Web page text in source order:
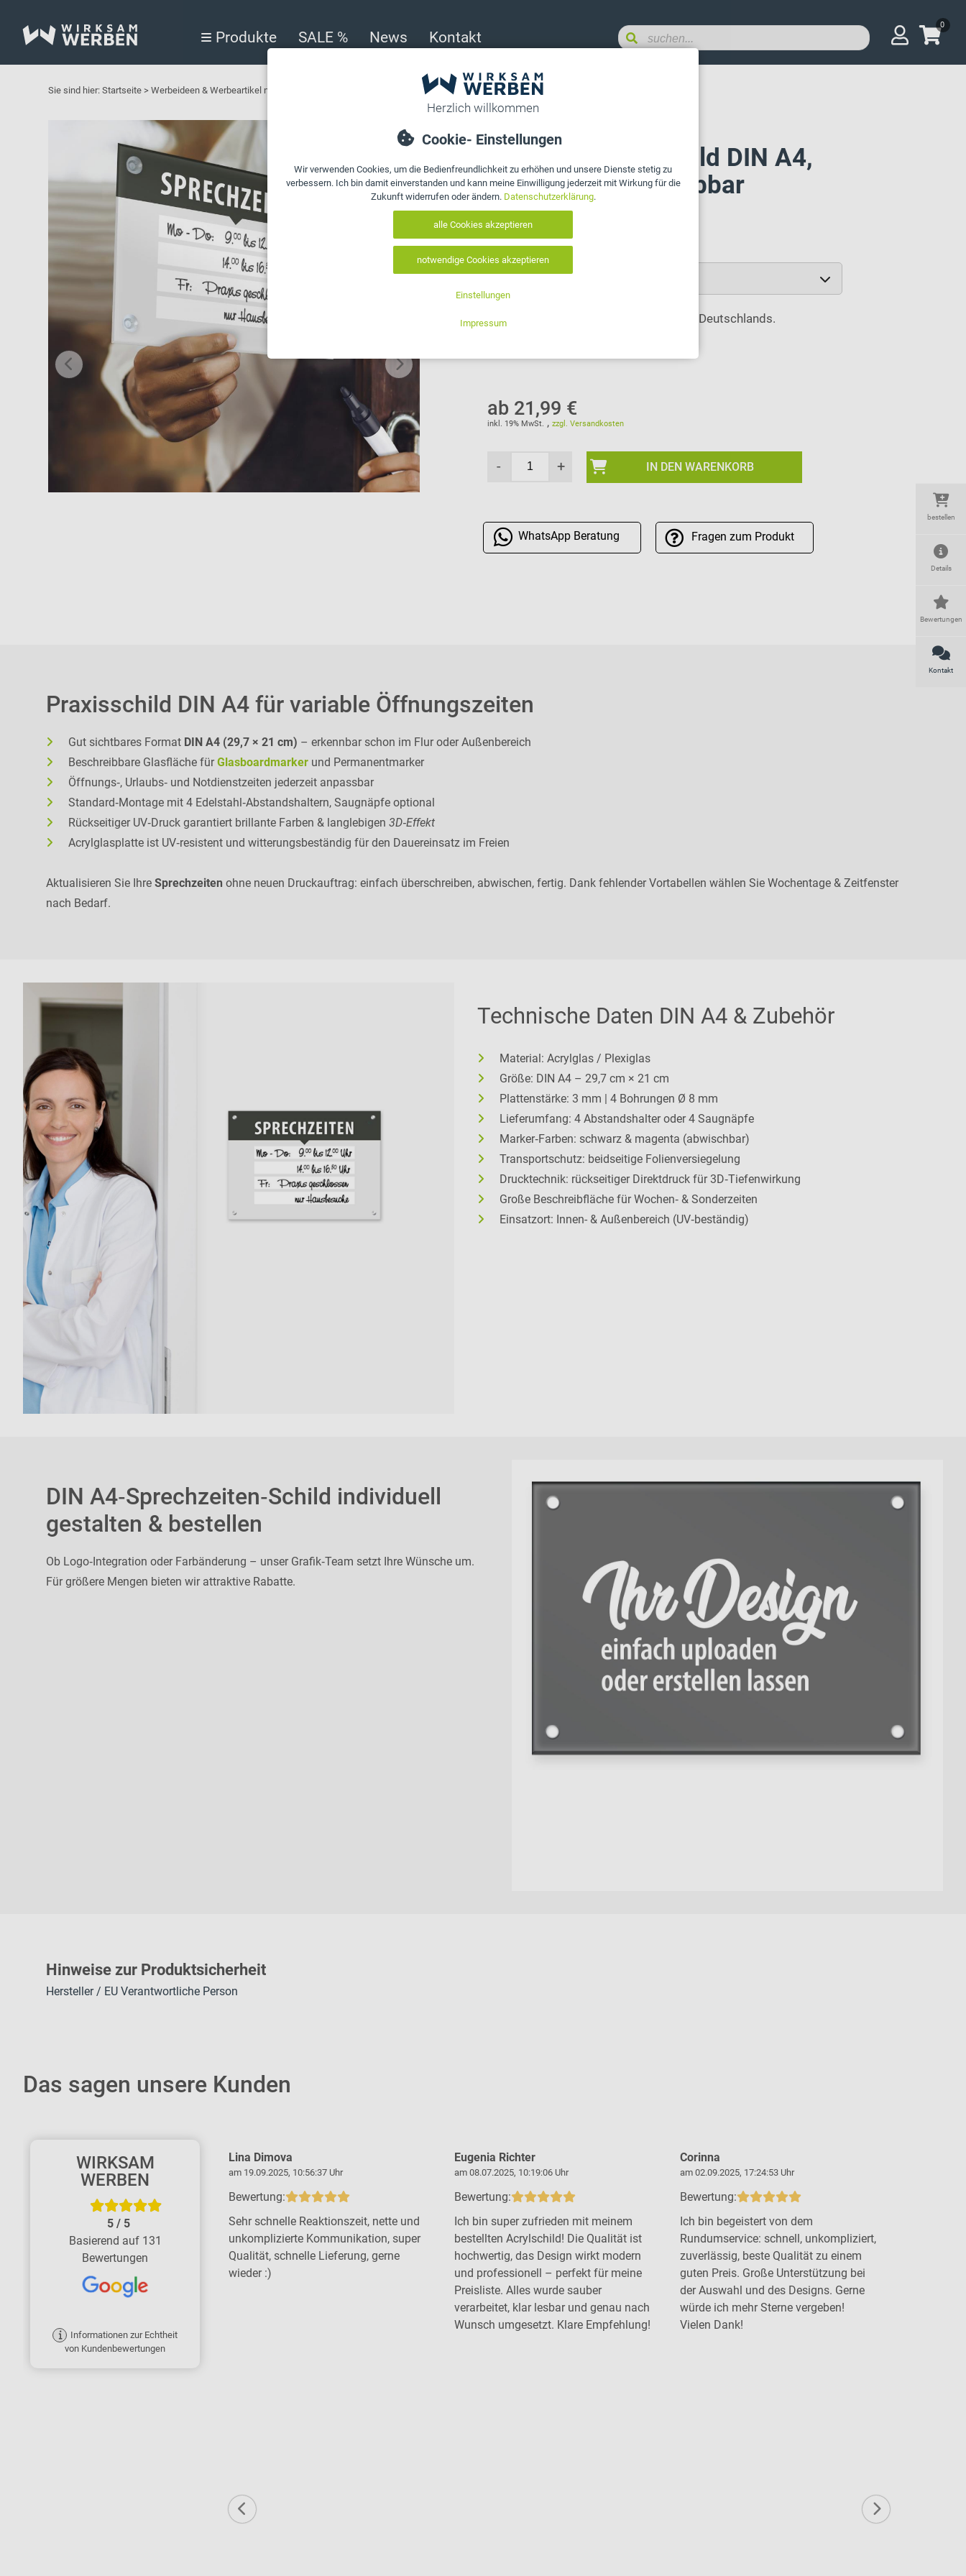
0
Produkte SALE % News Kontakt
Sie sind hier:Startseite >Werbeideen & Werbeartikel nach Branchen sortiert Gesundheit & Medizin> Sprechzeiten- Schild DIN A4, flexibel & beschreibbar
Sprechzeiten- Schild DIN A4,
flexibel & beschreibbar
Art. Nr.: 10137
Lieferung Di., 11.08.2026
innerhalb Deutschlands.
ab 21,99 €
inkl. 19% MwSt. ,zzgl. Versandkosten
- + IN DEN WARENKORB
WhatsApp Beratung Fragen zum Produkt
bestellen
Details
Bewertungen
Kontakt
Praxisschild DIN A4 für variable Öffnungszeiten
Gut sichtbares Format DIN A4 (29,7 × 21 cm) – erkennbar schon im Flur oder Außenbereich
Beschreibbare Glasfläche fürGlasboardmarker und Permanentmarker
Öffnungs‑, Urlaubs‑ und Notdienstzeiten jederzeit anpassbar
Standard‑Montage mit 4 Edelstahl‑Abstandshaltern, Saugnäpfe optional
Rückseitiger UV‑Druck garantiert brillante Farben & langlebigen 3D‑Effekt
Acrylglasplatte ist UV‑resistent und witterungsbeständig für den Dauereinsatz im Freien
Aktualisieren Sie Ihre Sprechzeiten ohne neuen Druckauftrag: einfach überschreiben, abwischen, fertig. Dank fehlender Vortabellen wählen Sie Wochentage & Zeitfenster
nach Bedarf.
Technische Daten DIN A4 & Zubehör
Material: Acrylglas / Plexiglas
Größe: DIN A4 – 29,7 cm × 21 cm
Plattenstärke: 3 mm | 4 Bohrungen Ø 8 mm
Lieferumfang: 4 Abstandshalter oder 4 Saugnäpfe
Marker‑Farben: schwarz & magenta (abwischbar)
Transportschutz: beidseitige Folienversiegelung
Drucktechnik: rückseitiger Direktdruck für 3D‑Tiefenwirkung
Große Beschreibfläche für Wochen‑ & Sonderzeiten
Einsatzort: Innen- & Außenbereich (UV‑beständig)
DIN A4‑Sprechzeiten‑Schild individuell
gestalten & bestellen
Ob Logo‑Integration oder Farbänderung – unser Grafik‑Team setzt Ihre Wünsche um.
Für größere Mengen bieten wir attraktive Rabatte.
Hinweise zur Produktsicherheit
Hersteller / EU Verantwortliche Person
Das sagen unsere Kunden
WIRKSAM
WERBEN
5 / 5
Basierend auf 131
Bewertungen
Informationen zur Echtheit
von Kundenbewertungen
Kerstin Thiemicke
am 11.06.2026, 16:37:45 Uhr
Tolle Firma - große Kompetenz, schnell
und zuverlässig. Wir sind rundum
zufrieden. Ich empfehle die Firma ohne
Bedenken gern weiter.
Lina Dimova
am 19.09.2025, 10:56:37 Uhr
Bewertung:
Sehr schnelle Reaktionszeit, nette und
unkomplizierte Kommunikation, super
Qualität, schnelle Lieferung, gerne
wieder :)
Eugenia Richter
am 08.07.2025, 10:19:06 Uhr
Bewertung:
Ich bin super zufrieden mit meinem
bestellten Acrylschild! Die Qualität ist
hochwertig, das Design wirkt modern
und professionell – perfekt für meine
Preisliste. Alles wurde sauber
verarbeitet, klar lesbar und genau nach
Wunsch umgesetzt. Klare Empfehlung!
Corinna
am 02.09.2025, 17:24:53 Uhr
Bewertung:
Ich bin begeistert von dem
Rundumservice: schnell, unkompliziert,
zuverlässig, beste Qualität zu einem
guten Preis. Große Unterstützung bei
der Auswahl und des Designs. Gerne
würde ich mehr Sterne vergeben!
Vielen Dank!